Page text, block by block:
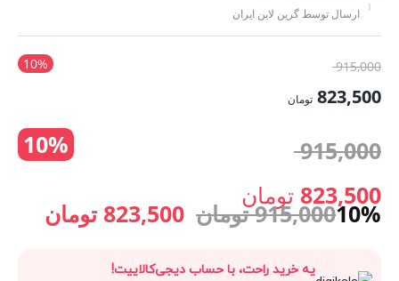
ارسال توسط گرین لاین ایران
10% 915,000قیمت
اصلی:
بود.
823,500 تومان
فعلی:
10% 915,000
اصلی: 823,500 تومان
10%
915,000 تومان قیمت
اصلی:
823,500 تومان
یه خرید راحت، با حساب دیجی‌کالاییت!